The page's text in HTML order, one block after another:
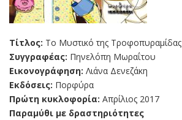
Τίτλος: Το Μυστικό της Τροφοπυραμίδας
Συγγραφέας: Πηνελόπη Μωραΐτου
Εικονογράφηση: Λιάνα Δενεζάκη
Εκδόσεις: Πορφύρα
Πρώτη κυκλοφορία: Απρίλιος 2017
Παραμύθι με δραστηριότητες